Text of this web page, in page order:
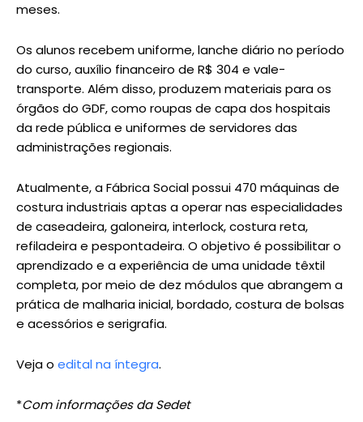
meses.
Os alunos recebem uniforme, lanche diário no período
do curso, auxílio financeiro de R$ 304 e vale-
transporte. Além disso, produzem materiais para os
órgãos do GDF, como roupas de capa dos hospitais
da rede pública e uniformes de servidores das
administrações regionais.
Atualmente, a Fábrica Social possui 470 máquinas de
costura industriais aptas a operar nas especialidades
de caseadeira, galoneira, interlock, costura reta,
refiladeira e pespontadeira. O objetivo é possibilitar o
aprendizado e a experiência de uma unidade têxtil
completa, por meio de dez módulos que abrangem a
prática de malharia inicial, bordado, costura de bolsas
e acessórios e serigrafia.
Veja o edital na íntegra.
*Com informações da Sedet